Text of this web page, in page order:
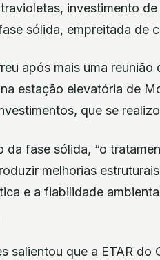
investimento
sólida, empreitada de
após mais uma
estação elevatória de
que se
da fase sólida, “o
melhorias
e a fiabilidade
salientou que a ETAR